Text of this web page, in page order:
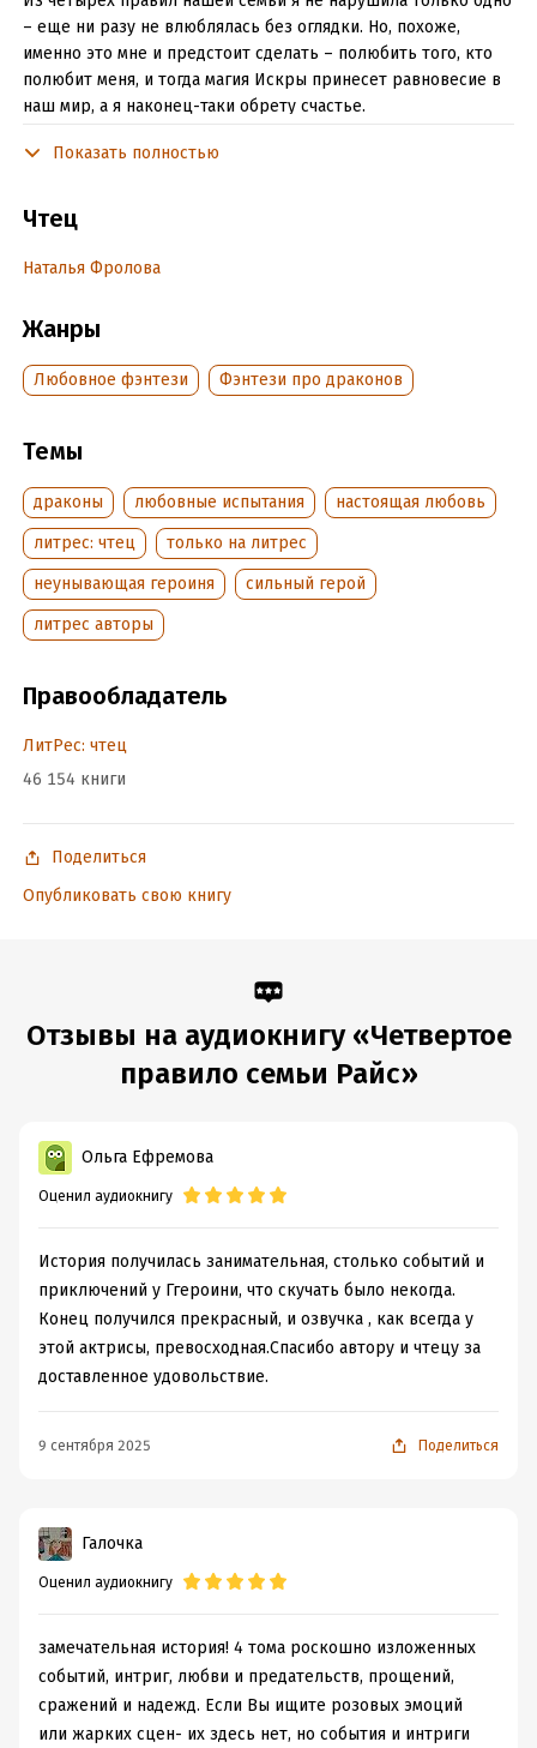
– еще ни разу не влюблялась без оглядки. Но, похоже,
именно это мне и предстоит сделать – полюбить того, кто
полюбит меня, и тогда магия Искры принесет равновесие в
наш мир, а я наконец-таки обрету счастье.
Но как мне довериться в очередной раз, если каждый, кто
Подробная информация
Дата написания:25 марта 2025
Дата поступления:
Показать полностью
Чтец
Наталья Фролова
Жанры
Любовное фэнтези Фэнтези про драконов
Темы
драконы любовные испытания
настоящая любовь
литрес: чтец
только на литрес
неунывающая героиня
сильный герой
литрес авторы
Правообладатель
ЛитРес: чтец
46 154 книги
Поделиться
Опубликовать свою книгу
Отзывы на аудиокнигу «Четвертое
правило семьи Райс»
Ольга Ефремова
Оценил аудиокнигу
История получилась занимательная, столько событий и
приключений у Ггероини, что скучать было некогда.
Конец получился прекрасный, и озвучка , как всегда у
этой актрисы, превосходная.Спасибо автору и чтецу за
доставленное удовольствие.
9 сентября 2025 Поделиться
Галочка
Оценил аудиокнигу
замечательная история! 4 тома роскошно изложенных
событий, интриг, любви и предательств, прощений,
сражений и надежд. Если Вы ищите розовых эмоций
или жарких сцен- их здесь нет, но события и интриги